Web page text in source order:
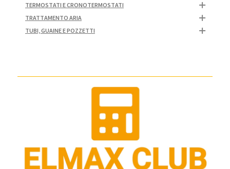
TERMOSTATI E CRONOTERMOSTATI
TRATTAMENTO ARIA
TUBI, GUAINE E POZZETTI